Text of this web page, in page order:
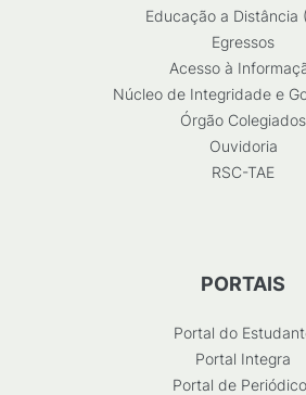
Educação a Distância
Egressos
Acesso à
Núcleo de Integridade e
Órgão Colegiados
Ouvidoria
RSC-TAE
PORTAIS
Portal do
Portal Integra
Portal de